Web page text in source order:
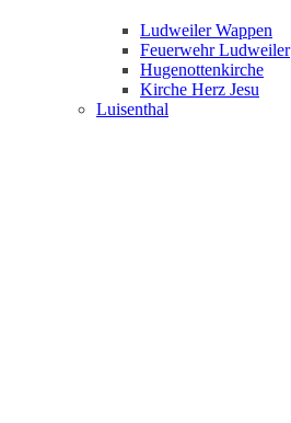
Ludweiler Wappen
Feuerwehr Ludweiler
Hugenottenkirche
Kirche Herz Jesu
Luisenthal